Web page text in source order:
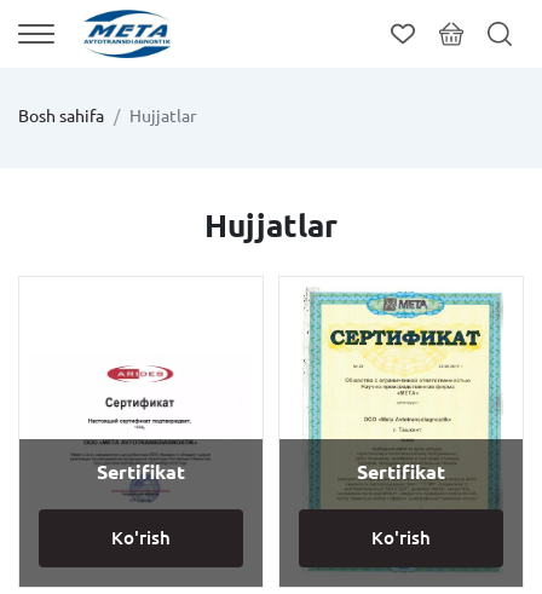
Bosh sahifa Hujjatlar
Hujjatlar
Sertifikat
Ko'rish
Sertifikat
Ko'rish